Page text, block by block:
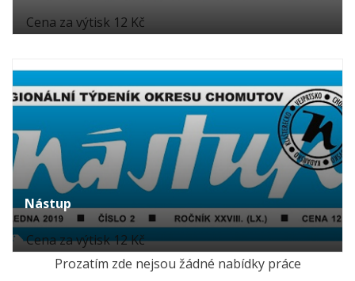
Cena za výtisk 12 Kč
Nástup
Cena za výtisk 12 Kč
Prozatím zde nejsou žádné nabídky práce